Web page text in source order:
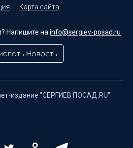
Карта сайта
Напишите на info@sergiev-posad.ru
Новость
издание "СЕРГИЕВ ПОСАД.RU"